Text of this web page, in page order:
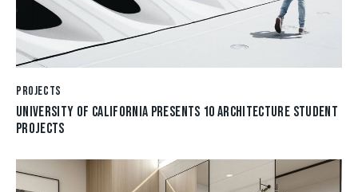
PROJECTS
UNIVERSITY OF CALIFORNIA PRESENTS 10 ARCHITECTURE STUDENT
PROJECTS